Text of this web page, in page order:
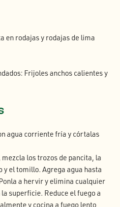
en rodajas y rodajas de lima
Frijoles anchos calientes y
agua corriente fría y córtalas
los trozos de pancita, la
y el tomillo. Agrega agua hasta
a hervir y elimina cualquier
superficie. Reduce el fuego a
y cocina a fuego lento